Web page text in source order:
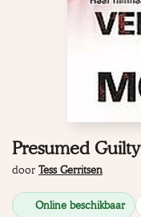
Presumed Guilty
door Tess Gerritsen
Online beschikbaar